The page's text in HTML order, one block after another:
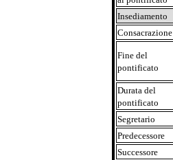
Insediamento
Consacrazione
Fine del
pontificato
Durata del
pontificato
Segretario
Predecessore
Successore